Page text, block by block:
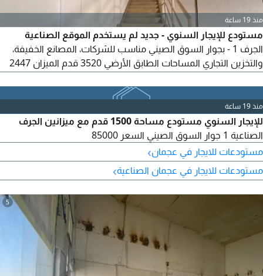
منذ 19 ساعة
مستودع للإيجار السنوي - جديد لم يستخدم الموقع الصناعية
الجرف 1 - بجوار السوق الصيني مناسب للشركات، المصانع الخفيفة،
والتخزين التجاري المساحات الطابق الأرضي 3520 قدم الميزان 2447
درهم الدفع على 4 دفعات التأمين 10% كاش مستودع جديد بالكامل -
موقع حيوي - مساحة كبيرة وسهولة تحميل وتنزيل
منذ 19 ساعة
للإيجار السنوي مستودع مساحة 1500 قدم مع ميزانين الجرف
الصناعية 1 جوار السوق الصيني السعر 85000
مستودعات للايجار في عجمان›
مستودعات للايجار في عجمان الصناعية›
5